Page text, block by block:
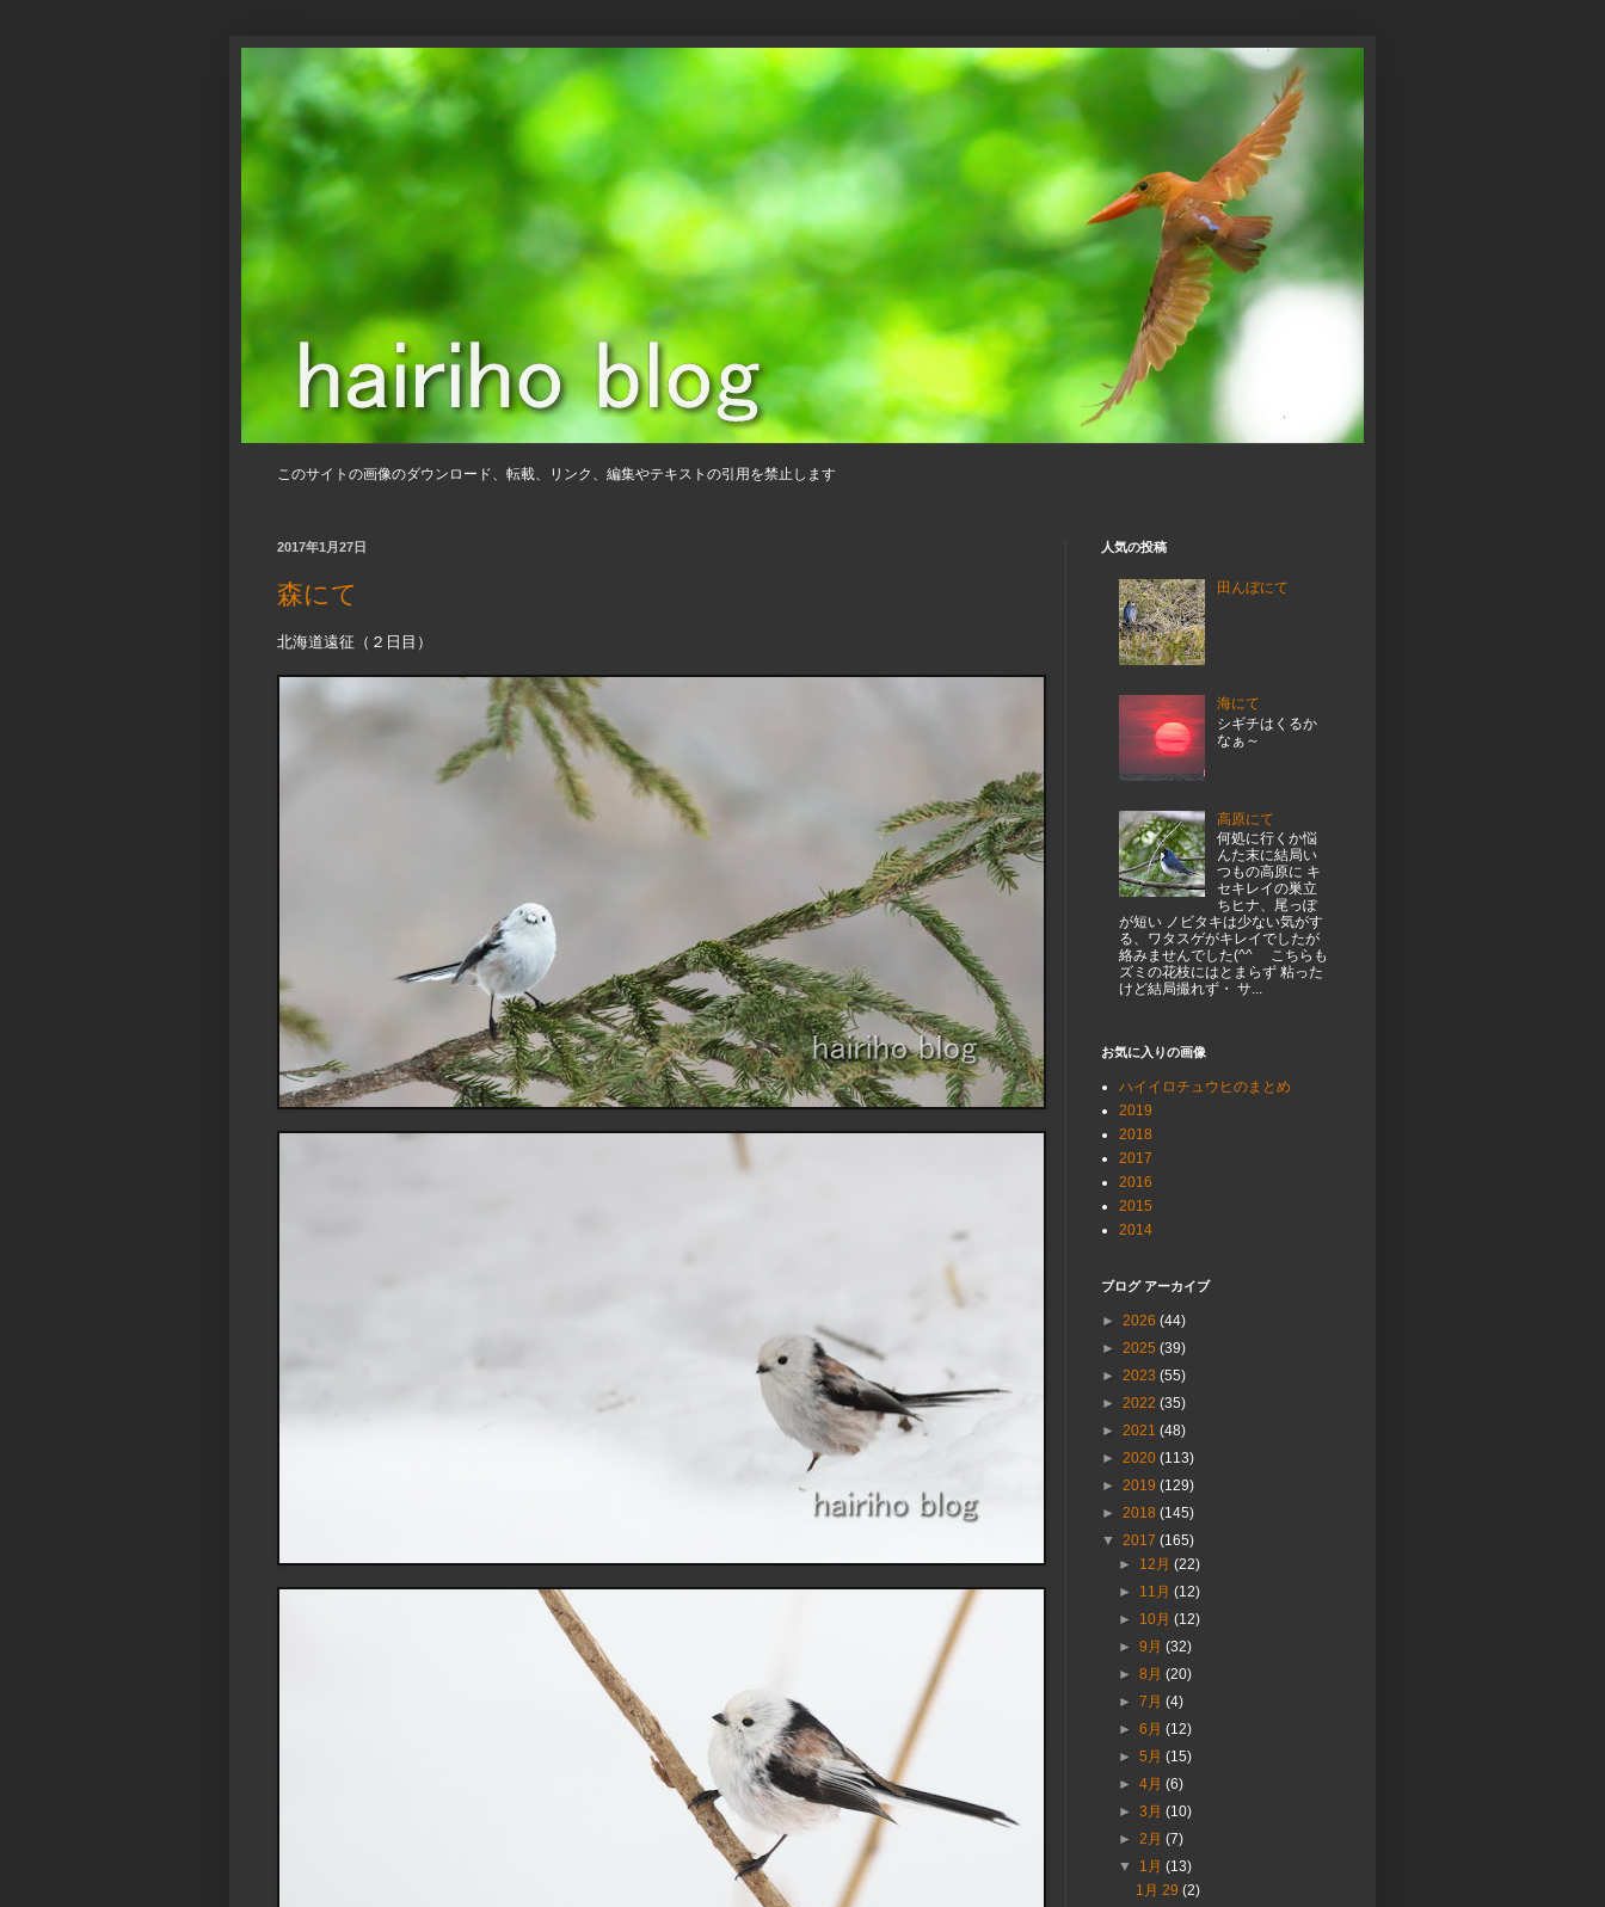
このサイトの画像のダウンロード、転載、リンク、編集やテキストの引用を禁止します
2017年1月27日
森にて
北海道遠征（２日目）
人気の投稿
田んぼにて
海にて
シギチはくるか
なぁ～
高原にて
何処に行くか悩
んた末に結局い
つもの高原に キ
セキレイの巣立
ちヒナ、尾っぽ
が短い ノビタキは少ない気がす
る、ワタスゲがキレイでしたが
絡みませんでした(^^ゞ こちらも
ズミの花枝にはとまらず 粘った
けど結局撮れず・ サ...
お気に入りの画像
ハイイロチュウヒのまとめ
2019
2018
2017
2016
2015
2014
ブログ アーカイブ
► 2026 (44)
► 2025 (39)
► 2023 (55)
► 2022 (35)
► 2021 (48)
► 2020 (113)
► 2019 (129)
► 2018 (145)
▼ 2017 (165)
► 12月(22)
► 11月(12)
► 10月(12)
►9月(32)
►8月(20)
►7月(4)
►6月(12)
►5月(15)
►4月(6)
►3月(10)
► 2月(7)
▼ 1月(13)
1月 29 (2)